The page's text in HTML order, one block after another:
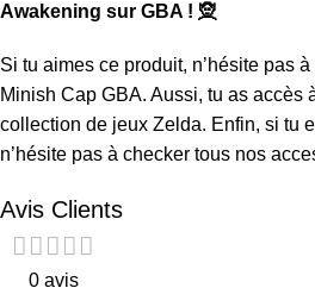
Awakening sur GBA ! 🧝
Si tu aimes ce produit, n’hésite pas
Minish Cap GBA. Aussi, tu as accès
collection de jeux Zelda. Enfin, si tu
n’hésite pas à checker tous nos
Avis Clients
0 avis